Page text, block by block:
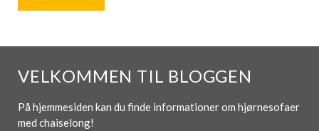
VELKOMMEN TIL BLOGGEN
På hjemmesiden kan du finde informationer om hjørnesofaer
med chaiselong!